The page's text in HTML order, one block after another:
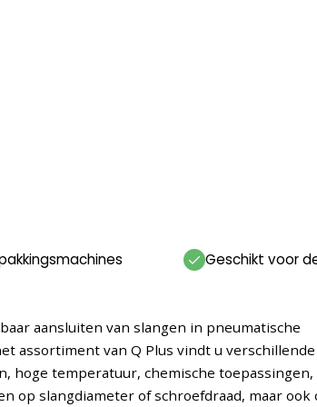
Geschikt voor
aansluiten van slangen in pneumatische
assortiment van Q Plus vindt u verschillende
hoge temperatuur, chemische toepassingen,
op slangdiameter of schroefdraad, maar ook